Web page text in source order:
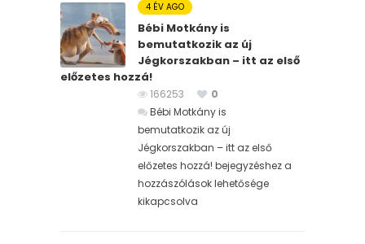
4 ÉV AGO
Bébi Motkány is
bemutatkozik az új
Jégkorszakban – itt az első
előzetes hozzá!
166253
0
Bébi Motkány is
bemutatkozik az új
Jégkorszakban – itt az első
előzetes hozzá! bejegyzéshez a
hozzászólások lehetősége
kikapcsolva